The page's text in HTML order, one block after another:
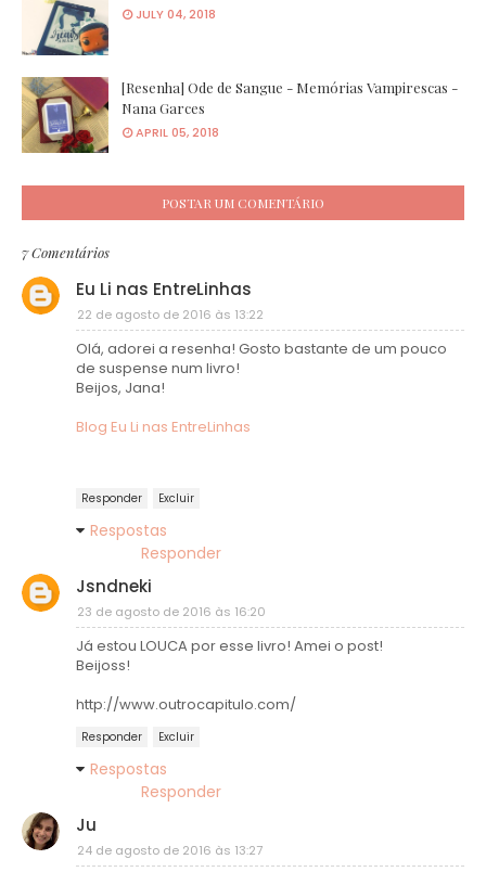
JULY 04, 2018
[Resenha] Ode de Sangue - Memórias Vampirescas -
Nana Garces
APRIL 05, 2018
POSTAR UM COMENTÁRIO
7 Comentários
Eu Li nas EntreLinhas
22 de agosto de 2016 às 13:22
Olá, adorei a resenha! Gosto bastante de um pouco
de suspense num livro!
Beijos, Jana!
Blog Eu Li nas EntreLinhas
Responder Excluir
Respostas
Responder
Jsndneki
23 de agosto de 2016 às 16:20
Já estou LOUCA por esse livro! Amei o post!
Beijoss!
http://www.outrocapitulo.com/
Responder Excluir
Respostas
Responder
Ju
24 de agosto de 2016 às 13:27